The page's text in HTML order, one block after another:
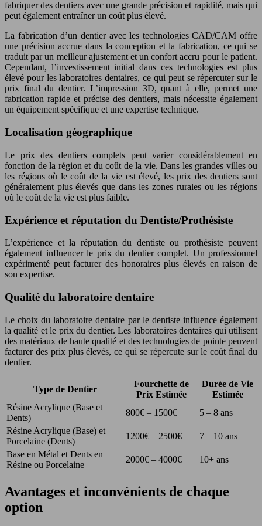
fabriquer des dentiers avec une grande précision et rapidité, mais qui
peut également entraîner un coût plus élevé.
La fabrication d’un dentier avec les technologies CAD/CAM offre
une précision accrue dans la conception et la fabrication, ce qui se
traduit par un meilleur ajustement et un confort accru pour le patient.
Cependant, l’investissement initial dans ces technologies est plus
élevé pour les laboratoires dentaires, ce qui peut se répercuter sur le
prix final du dentier. L’impression 3D, quant à elle, permet une
fabrication rapide et précise des dentiers, mais nécessite également
un équipement spécifique et une expertise technique.
Localisation géographique
Le prix des dentiers complets peut varier considérablement en
fonction de la région et du coût de la vie. Dans les grandes villes ou
les régions où le coût de la vie est élevé, les prix des dentiers sont
généralement plus élevés que dans les zones rurales ou les régions
où le coût de la vie est plus faible.
Expérience et réputation du Dentiste/Prothésiste
L’expérience et la réputation du dentiste ou prothésiste peuvent
également influencer le prix du dentier complet. Un professionnel
expérimenté peut facturer des honoraires plus élevés en raison de
son expertise.
Qualité du laboratoire dentaire
Le choix du laboratoire dentaire par le dentiste influence également
la qualité et le prix du dentier. Les laboratoires dentaires qui utilisent
des matériaux de haute qualité et des technologies de pointe peuvent
facturer des prix plus élevés, ce qui se répercute sur le coût final du
dentier.
Type de Dentier
Fourchette de
Prix Estimée
Durée de Vie
Estimée
Résine Acrylique (Base et
Dents)
800€ – 1500€
5 – 8 ans
Résine Acrylique (Base) et
Porcelaine (Dents)
1200€ – 2500€
7 – 10 ans
Base en Métal et Dents en
Résine ou Porcelaine
2000€ – 4000€ 10+ ans
Avantages et inconvénients de chaque
option